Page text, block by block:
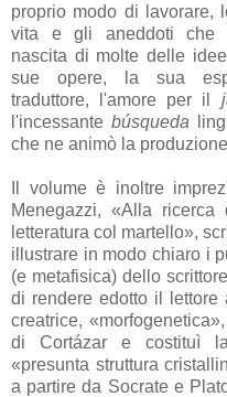
proprio modo di lavorare,
vita e gli aneddoti che
nascita di molte delle
sue opere, la sua
traduttore, l'amore per il
l'incessante búsqueda
che ne animò la
Il volume è inoltre
Menegazzi, «Alla
letteratura col martello»,
illustrare in modo chiaro i
(e metafisica) dello
di rendere edotto il
creatrice,
di Cortázar e costituì
«presunta struttura
a partire da Socrate e